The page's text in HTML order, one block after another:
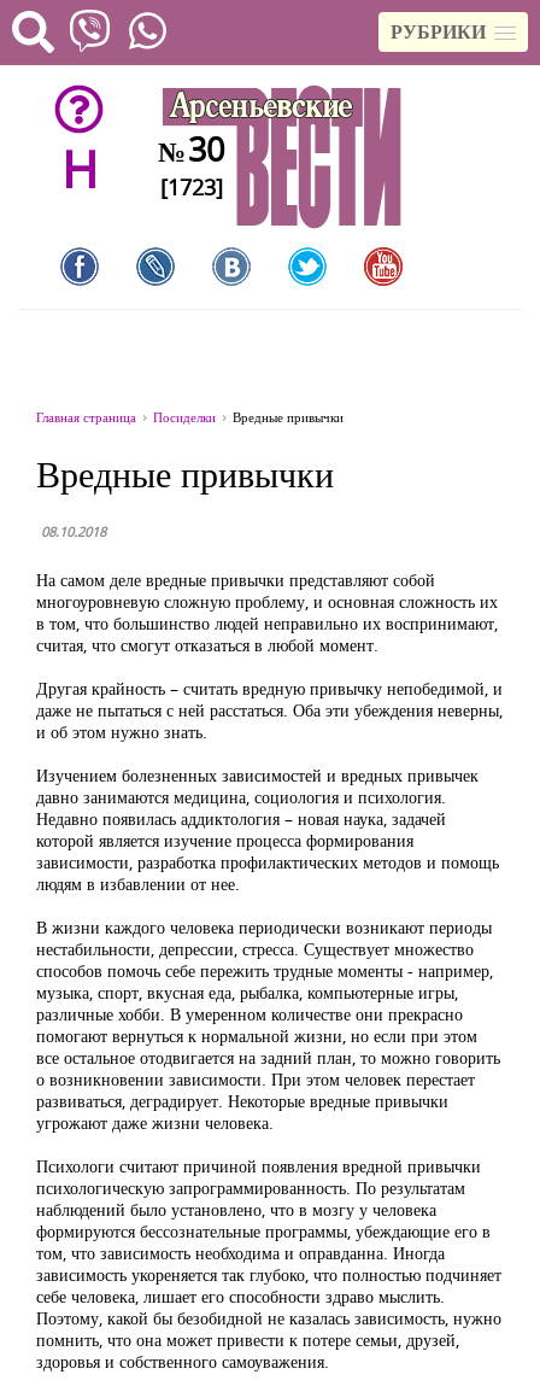
РУБРИКИ
H №30
[1723]
Главная страница Посиделки Вредные привычки
Вредные привычки
08.10.2018
На самом деле вредные привычки представляют собой
многоуровневую сложную проблему, и основная сложность их
в том, что большинство людей неправильно их воспринимают,
считая, что смогут отказаться в любой момент.
Другая крайность – считать вредную привычку непобедимой, и
даже не пытаться с ней расстаться. Оба эти убеждения неверны,
и об этом нужно знать.
Изучением болезненных зависимостей и вредных привычек
давно занимаются медицина, социология и психология.
Недавно появилась аддиктология – новая наука, задачей
которой является изучение процесса формирования
зависимости, разработка профилактических методов и помощь
людям в избавлении от нее.
В жизни каждого человека периодически возникают периоды
нестабильности, депрессии, стресса. Существует множество
способов помочь себе пережить трудные моменты - например,
музыка, спорт, вкусная еда, рыбалка, компьютерные игры,
различные хобби. В умеренном количестве они прекрасно
помогают вернуться к нормальной жизни, но если при этом
все остальное отодвигается на задний план, то можно говорить
о возникновении зависимости. При этом человек перестает
развиваться, деградирует. Некоторые вредные привычки
угрожают даже жизни человека.
Психологи считают причиной появления вредной привычки
психологическую запрограммированность. По результатам
наблюдений было установлено, что в мозгу у человека
формируются бессознательные программы, убеждающие его в
том, что зависимость необходима и оправданна. Иногда
зависимость укореняется так глубоко, что полностью подчиняет
себе человека, лишает его способности здраво мыслить.
Поэтому, какой бы безобидной не казалась зависимость, нужно
помнить, что она может привести к потере семьи, друзей,
здоровья и собственного самоуважения.